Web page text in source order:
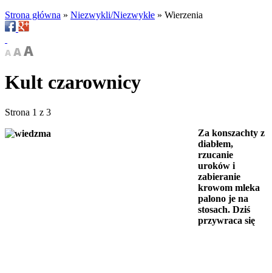
Strona główna » Niezwykli/Niezwykłe » Wierzenia
Kult czarownicy
Strona 1 z 3
Za konszachty z
diabłem,
rzucanie
uroków i
zabieranie
krowom mleka
palono je na
stosach. Dziś
przywraca się